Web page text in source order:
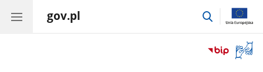
gov.pl
przejdź
okno